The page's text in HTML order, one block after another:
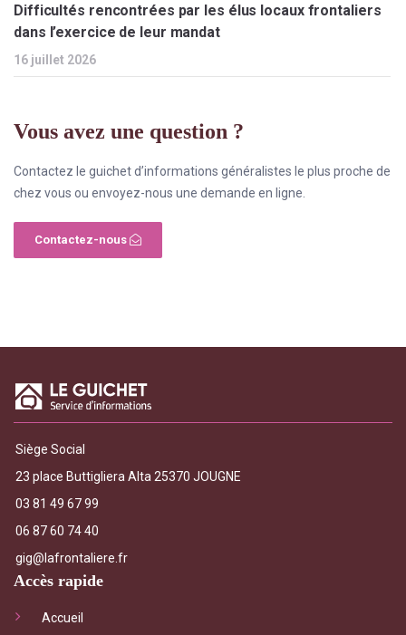
Difficultés rencontrées par les élus locaux frontaliers
dans l’exercice de leur mandat
16 juillet 2026
Vous avez une question ?
Contactez le guichet d’informations généralistes le plus proche de
chez vous ou envoyez-nous une demande en ligne.
Contactez-nous
Siège Social
23 place Buttigliera Alta 25370 JOUGNE
03 81 49 67 99
06 87 60 74 40
gig@lafrontaliere.fr
Accès rapide
Accueil